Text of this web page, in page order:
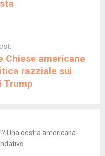
Chiese americane
razziale sui
Trump
Una destra americana